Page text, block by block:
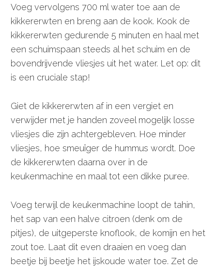
Voeg vervolgens 700 ml water toe aan de
kikkererwten en breng aan de kook. Kook de
kikkererwten gedurende 5 minuten en haal met
een schuimspaan steeds al het schuim en de
bovendrijvende vliesjes uit het water. Let op: dit
is een cruciale stap!
Giet de kikkererwten af in een vergiet en
verwijder met je handen zoveel mogelijk losse
vliesjes die zijn achtergebleven. Hoe minder
vliesjes, hoe smeuïger de hummus wordt. Doe
de kikkererwten daarna over in de
keukenmachine en maal tot een dikke puree.
Voeg terwijl de keukenmachine loopt de tahin,
het sap van een halve citroen (denk om de
pitjes), de uitgeperste knoflook, de komijn en het
zout toe. Laat dit even draaien en voeg dan
beetje bij beetje het ijskoude water toe. Zet de